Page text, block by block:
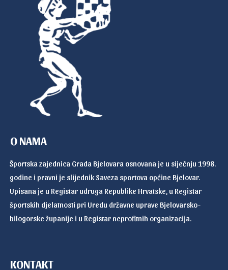
O NAMA
Športska zajednica Grada Bjelovara osnovana je u siječnju 1998.
godine i pravni je slijednik Saveza sportova općine Bjelovar.
Upisana je u Registar udruga Republike Hrvatske, u Registar
športskih djelatnosti pri Uredu državne uprave Bjelovarsko-
bilogorske županije i u Registar neprofitnih organizacija.
KONTAKT